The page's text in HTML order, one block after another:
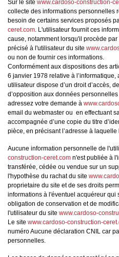
Sur le site www.cardoso-construction-
collecte des informations personnelles
besoin de certains services proposés
ceret.com. L'utilisateur fournit ces
cause, notamment lorsqu'il procède
précisé à l'utilisateur du site
ou non de fournir ces informations.
Conformément aux dispositions des
6 janvier 1978 relative à
utilisateur dispose d’un droit d’accès,
d’opposition aux données
adressez votre demande à
email du webmaster ou en effectuant
accompagnée d’une copie du titre
pièce, en précisant l’adresse à
Aucune information personnelle de
construction-ceret.com n'est publiée à
transférée, cédée ou vendue sur un
l'hypothèse du rachat du site
proprietaire du site et de ses droits
informations à l'éventuel acquéreur qui
obligation de conservation et de
l'utilisateur du site www.cardoso-
Le site www.cardoso-construction-
numéro Aucune déclaration CNIL car
personnelles.